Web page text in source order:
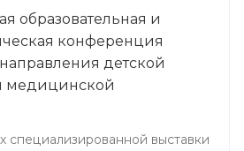
образовательная и
конференция
детской
медицинской
специализированной выставки